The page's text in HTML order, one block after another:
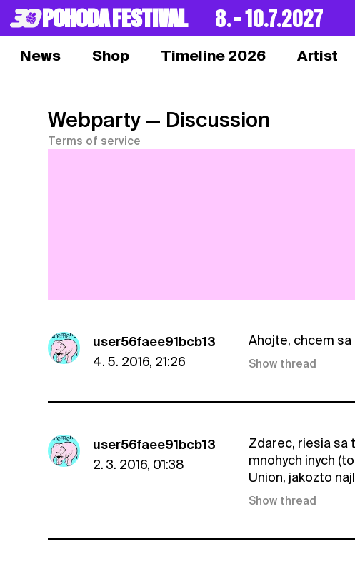
POHODA FESTIVAL 8. – 10.7.2027
News Shop Timeline 2026 Artist
Webparty — Discussion
Terms of service
user56faee91bcb13
4. 5. 2016, 21:26
Ahojte, chcem
Show thread
user56faee91bcb13
2. 3. 2016, 01:38
Zdarec, riesia sa
mnohych inych
Union, jakozto
Show thread